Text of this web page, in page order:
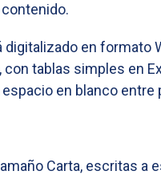
digitalizado en formato
con tablas simples en
en blanco entre
Carta, escritas a